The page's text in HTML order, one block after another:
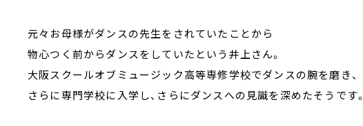
元々お母様がダンスの先生をされていたことから
物心つく前からダンスをしていたという井上さん。
大阪スクールオブミュージック高等専修学校でダンスの腕を磨き、
さらに専門学校に入学し、さらにダンスへの見識を深めたそうです。